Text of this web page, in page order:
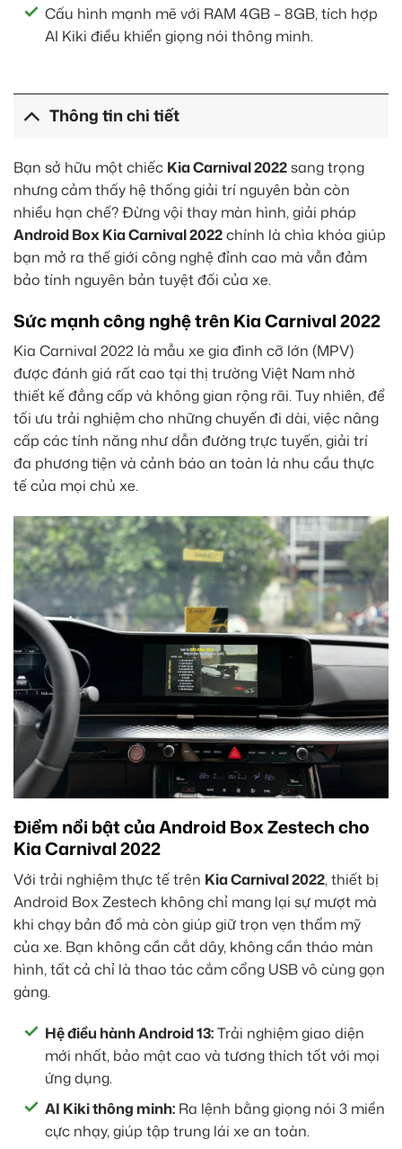
Cấu hình mạnh mẽ với RAM 4GB – 8GB, tích hợp
AI Kiki điều khiển giọng nói thông minh.
Thông tin chi tiết
Bạn sở hữu một chiếc Kia Carnival 2022sang trọng
nhưng cảm thấy hệ thống giải trí nguyên bản còn
nhiều hạn chế? Đừng vội thay màn hình, giải pháp
Android Box Kia Carnival 2022chính là chìa khóa giúp
bạn mở ra thế giới công nghệ đỉnh cao mà vẫn đảm
bảo tính nguyên bản tuyệt đối của xe.
Sức mạnh công nghệ trên Kia Carnival 2022
Kia Carnival 2022 là mẫu xe gia đình cỡ lớn (MPV)
được đánh giá rất cao tại thị trường Việt Nam nhờ
thiết kế đẳng cấp và không gian rộng rãi. Tuy nhiên, để
tối ưu trải nghiệm cho những chuyến đi dài, việc nâng
cấp các tính năng như dẫn đường trực tuyến, giải trí
đa phương tiện và cảnh báo an toàn là nhu cầu thực
tế của mọi chủ xe.
Điểm nổi bật của Android Box Zestech cho
Kia Carnival 2022
Với trải nghiệm thực tế trên Kia Carnival 2022, thiết bị
Android Box Zestech không chỉ mang lại sự mượt mà
khi chạy bản đồ mà còn giúp giữ trọn vẹn thẩm mỹ
của xe. Bạn không cần cắt dây, không cần tháo màn
hình, tất cả chỉ là thao tác cắm cổng USB vô cùng gọn
gàng.
Hệ điều hành Android 13:Trải nghiệm giao diện
mới nhất, bảo mật cao và tương thích tốt với mọi
ứng dụng.
AI Kiki thông minh: Ra lệnh bằng giọng nói 3 miền
cực nhạy, giúp tập trung lái xe an toàn.